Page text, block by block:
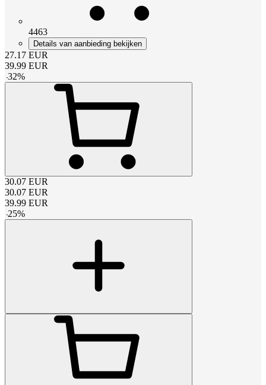
4463
Details van aanbieding bekijken
27.17 EUR
39.99 EUR
-32%
30.07 EUR
30.07 EUR
39.99 EUR
-25%